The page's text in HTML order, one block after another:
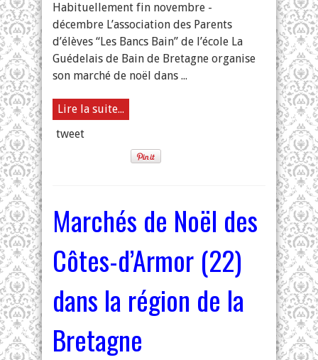
Habituellement fin novembre -
décembre L’association des Parents
d’élèves “Les Bancs Bain” de l’école La
Guédelais de Bain de Bretagne organise
son marché de noël dans ...
Lire la suite...
tweet
Marchés de Noël des
Côtes-d’Armor (22)
dans la région de la
Bretagne